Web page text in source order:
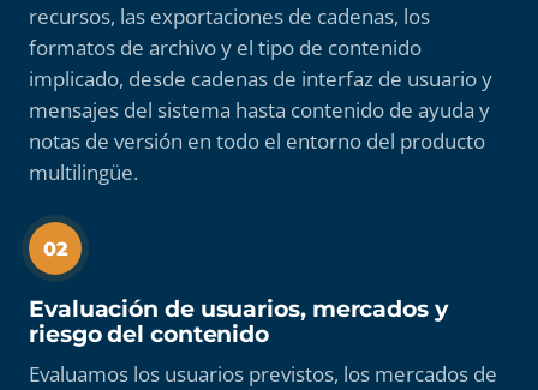
recursos, las exportaciones de cadenas, los
formatos de archivo y el tipo de contenido
implicado, desde cadenas de interfaz de usuario y
mensajes del sistema hasta contenido de ayuda y
notas de versión en todo el entorno del producto
multilingüe.
02
Evaluación de usuarios, mercados y
riesgo del contenido
Evaluamos los usuarios previstos, los mercados de